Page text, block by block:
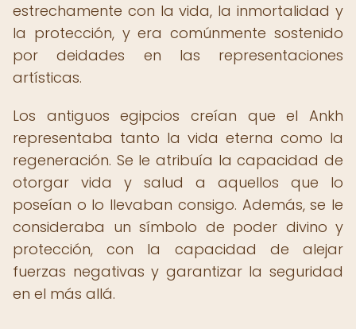
estrechamente con la vida, la inmortalidad y
la protección, y era comúnmente sostenido
por deidades en las representaciones
artísticas.
Los antiguos egipcios creían que el Ankh
representaba tanto la vida eterna como la
regeneración. Se le atribuía la capacidad de
otorgar vida y salud a aquellos que lo
poseían o lo llevaban consigo. Además, se le
consideraba un símbolo de poder divino y
protección, con la capacidad de alejar
fuerzas negativas y garantizar la seguridad
en el más allá.